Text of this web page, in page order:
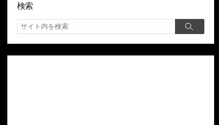
検索
検
索
検